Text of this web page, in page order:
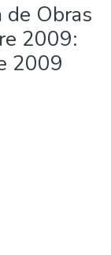
de Obras
2009:
2009